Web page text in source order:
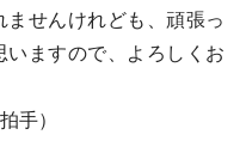
せんけれども、頑張っ
ますので、よろしくお
手）